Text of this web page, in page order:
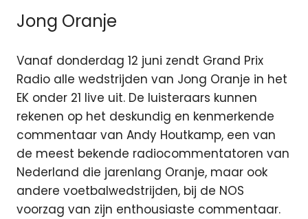
Jong Oranje
Vanaf donderdag 12 juni zendt Grand Prix
Radio alle wedstrijden van Jong Oranje in het
EK onder 21 live uit. De luisteraars kunnen
rekenen op het deskundig en kenmerkende
commentaar van Andy Houtkamp, een van
de meest bekende radiocommentatoren van
Nederland die jarenlang Oranje, maar ook
andere voetbalwedstrijden, bij de NOS
voorzag van zijn enthousiaste commentaar.